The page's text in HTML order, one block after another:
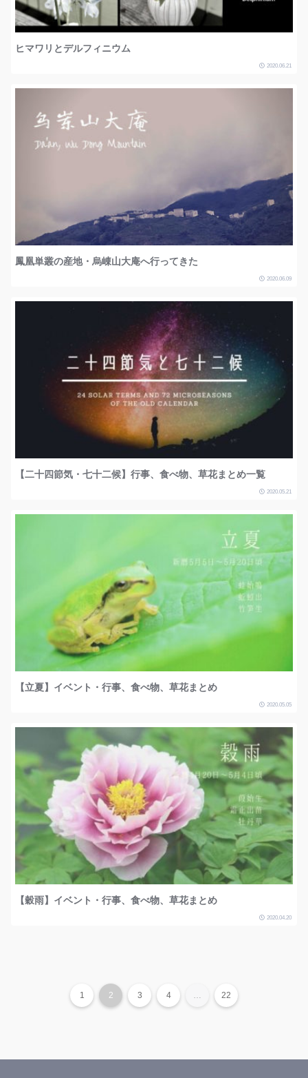
ヒマワリとデルフィニウム
2020.06.21
鳳凰単叢の産地・烏崠山大庵へ行ってきた
2020.06.09
【二十四節気・七十二候】行事、食べ物、草花まとめ一覧
2020.05.21
【立夏】イベント・行事、食べ物、草花まとめ
2020.05.05
【穀雨】イベント・行事、食べ物、草花まとめ
2020.04.20
1 2 3 4 … 22